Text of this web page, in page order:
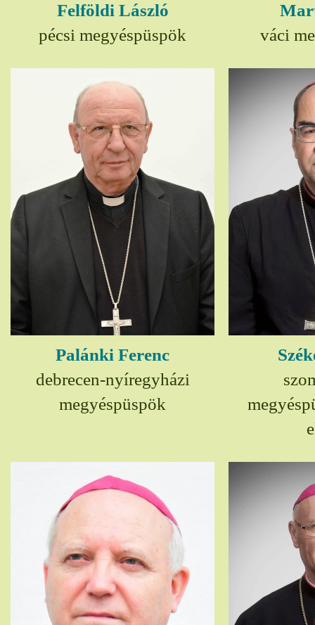
Felföldi László
pécsi megyéspüspök
váci
Palánki Ferenc
debrecen-nyíregyházi
megyéspüspök